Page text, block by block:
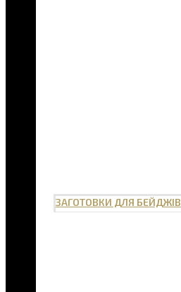
ЗАГОТОВКИ ДЛЯ БЕЙДЖІВ